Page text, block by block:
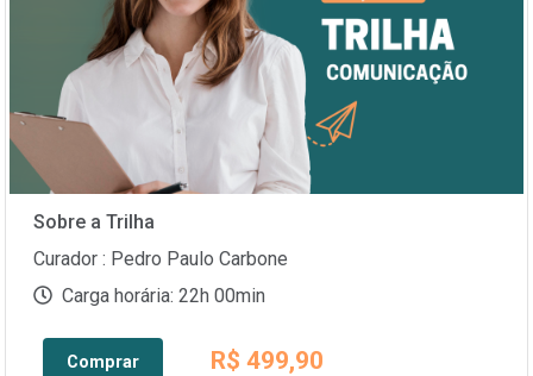
Sobre a Trilha
Curador : Pedro Paulo Carbone
Carga horária: 22h 00min
Comprar R$ 499,90